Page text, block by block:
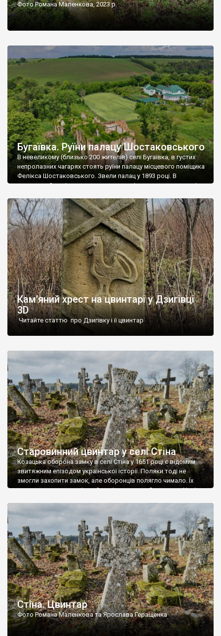
Фото Романа Маленкова, 2023 р.
Бугаївка. Руїни палацу Шостаковського
В невеликому (близько 200 жителів) селі Бугаївка, в густих
непролазних чагарях стоять руїни палацу місцевого поміщика
Фелікса Шостаковського. Звели палац у 1893 році. В
радянський період у ньому спочатку містилася школа, потім
століття тут розмістили туберкульозну лікарню. Коли із
палацу виїхала лікарня – ми точно не […]
Кам’яний хрест на цвинтарі у Дзигівці
3D
Читайте статтю про Дзигівку і її цвинтар
Старовинний цвинтар у селі Стіна
Козацька оборона замку в селі Стіна у 1651 році є відомим
звитяжним епізодом української історії. Поляки тоді не
змогли захопити замок, але оборонців полягло чимало. Їх
поховали на цвинтарі, який тоді називався Замковим. Нині на
ньому чимало хрестів 19 століття, є такі, де епітафії стер […]
Стіна. Цвинтар
Фото Романа Маленкова та Ярослава Геращенка